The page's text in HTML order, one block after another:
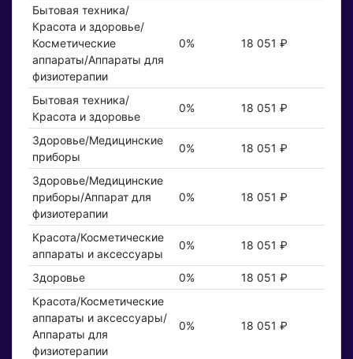
Бытовая техника/
Красота и здоровье/
Косметические
аппараты/Аппараты для
физиотерапии
0% 18 051 ₽
Бытовая техника/
Красота и здоровье
0% 18 051 ₽
Здоровье/Медицинские
приборы
0% 18 051 ₽
Здоровье/Медицинские
приборы/Аппарат для
физиотерапии
0% 18 051 ₽
Красота/Косметические
аппараты и аксессуары
0% 18 051 ₽
Здоровье 0%
18 051 ₽
Красота/Косметические
аппараты и аксессуары/
Аппараты для
физиотерапии
0% 18 051 ₽